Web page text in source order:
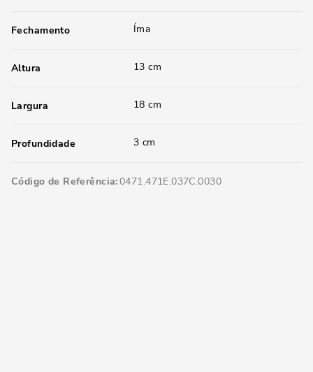
Fechamento Íma
Altura 13 cm
Largura 18 cm
Profundidade 3 cm
Código de Referência 0471.471E.037C.0030